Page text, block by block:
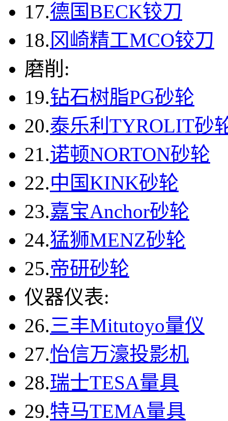
17.德国BECK铰刀
18.冈崎精工MCO铰刀
磨削:
19.钻石树脂PG砂轮
20.泰乐利TYROLIT砂
21.诺顿NORTON砂轮
22.中国KINK砂轮
23.嘉宝Anchor砂轮
24.猛狮MENZ砂轮
25.帝研砂轮
仪器仪表:
26.三丰Mitutoyo量仪
27.怡信万濠投影机
28.瑞士TESA量具
29.特马TEMA量具